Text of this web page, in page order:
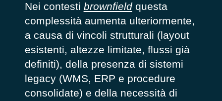
Nei contesti brownfieldquesta
complessità aumenta ulteriormente,
a causa di vincoli strutturali (layout
esistenti, altezze limitate, flussi già
definiti), della presenza di sistemi
legacy (WMS, ERP e procedure
consolidate) e della necessità di